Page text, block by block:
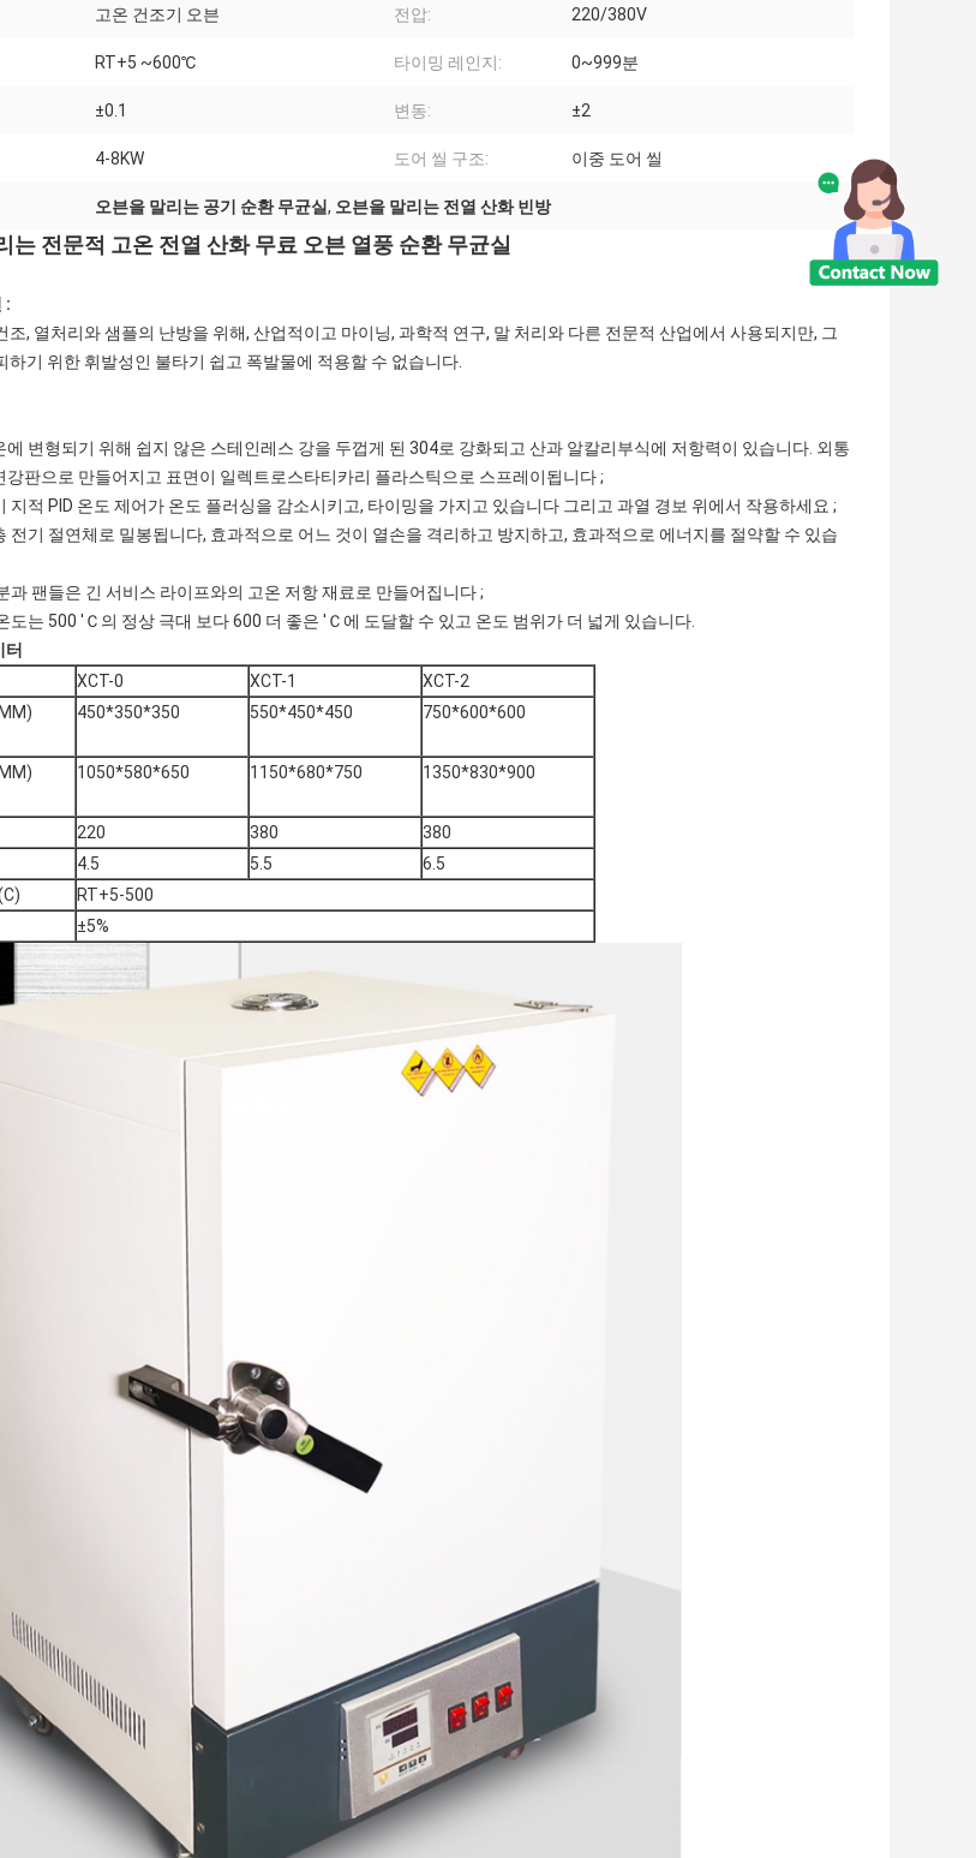
고온 건조기 오븐 전압: 220/380V
RT+5 ~600℃ 타이밍 레인지: 0~999분
±0.1 변동: ±2
4-8KW 도어 씰 구조: 이중 도어 씰
오븐을 말리는 공기 순환 무균실, 오븐을 말리는 전열 산화 빈방
는 전문적 고온 전열 산화 무료 오븐 열풍 순환 무균실
:
조, 열처리와 샘플의 난방을 위해, 산업적이고 마이닝, 과학적 연구, 말 처리와 다른 전문적 산업에서 사용되지만, 그
하기 위한 휘발성인 불타기 쉽고 폭발물에 적용할 수 없습니다.
에 변형되기 위해 쉽지 않은 스테인레스 강을 두껍게 된 304로 강화되고 산과 알칼리부식에 저항력이 있습니다. 외통
강판으로 만들어지고 표면이 일렉트로스타티카리 플라스틱으로 스프레이됩니다 ;
지적 PID 온도 제어가 온도 플러싱을 감소시키고, 타이밍을 가지고 있습니다 그리고 과열 경보 위에서 작용하세요 ;
전기 절연체로 밀봉됩니다, 효과적으로 어느 것이 열손을 격리하고 방지하고, 효과적으로 에너지를 절약할 수 있습
과 팬들은 긴 서비스 라이프와의 고온 저항 재료로 만들어집니다 ;
도는 500 'Ｃ의 정상 극대 보다 600 더 좋은 'Ｃ에 도달할 수 있고 온도 범위가 더 넓게 있습니다.
XCT-0 XCT-1
XCT-2
450*350*350 550*450*450 750*600*600
1050*580*650 1150*680*750 1350*830*900
220 380
380
4.5 5.5
6.5
RT+5-500
±5%